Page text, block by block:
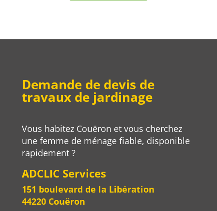
Demande de devis de
travaux de jardinage
Vous habitez Couëron et vous cherchez
une femme de ménage fiable, disponible
rapidement ?
ADCLIC Services
151 boulevard de la Libération
44220 Couëron